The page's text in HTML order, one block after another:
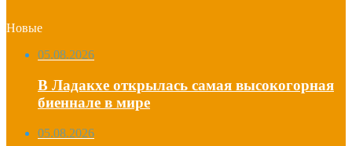
Новые
05.08.2026
В Ладакхе открылась самая высокогорная
биеннале в мире
05.08.2026